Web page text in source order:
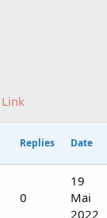
Link
Replies Date
0
19
Mai
2022